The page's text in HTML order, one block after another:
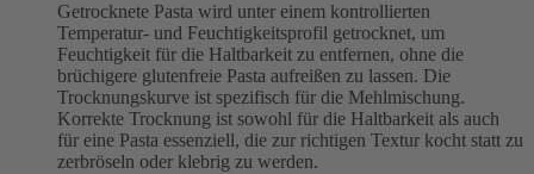
Getrocknete Pasta wird unter einem kontrollierten
Temperatur- und Feuchtigkeitsprofil getrocknet, um
Feuchtigkeit für die Haltbarkeit zu entfernen, ohne die
brüchigere glutenfreie Pasta aufreißen zu lassen. Die
Trocknungskurve ist spezifisch für die Mehlmischung.
Korrekte Trocknung ist sowohl für die Haltbarkeit als auch
für eine Pasta essenziell, die zur richtigen Textur kocht statt zu
zerbröseln oder klebrig zu werden.